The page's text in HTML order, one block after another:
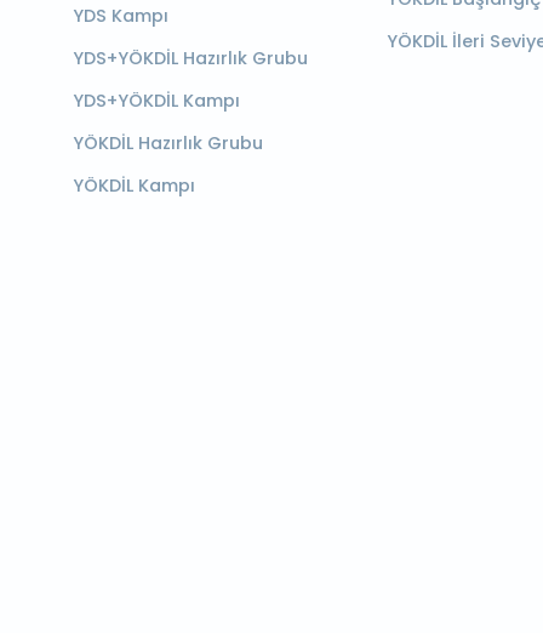
YDS Kampı
YDS+YÖKDİL Hazırlık Grubu
YDS+YÖKDİL Kampı
YÖKDİL Hazırlık Grubu
YÖKDİL Kampı
YÖKDİL İleri